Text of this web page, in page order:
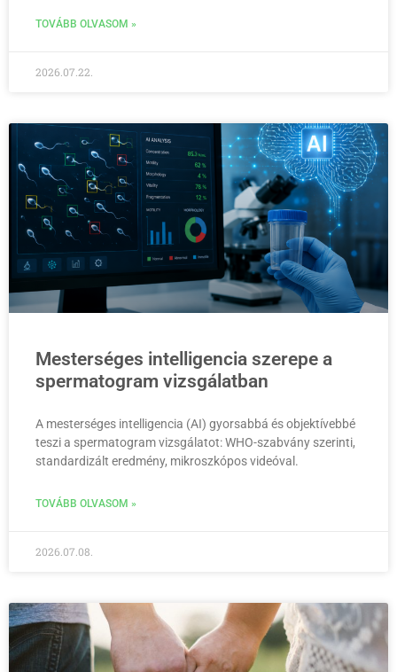
TOVÁBB OLVASOM »
2026.07.22.
Mesterséges intelligencia szerepe a
spermatogram vizsgálatban
A mesterséges intelligencia (AI) gyorsabbá és objektívebbé
teszi a spermatogram vizsgálatot: WHO-szabvány szerinti,
standardizált eredmény, mikroszkópos videóval.
TOVÁBB OLVASOM »
2026.07.08.